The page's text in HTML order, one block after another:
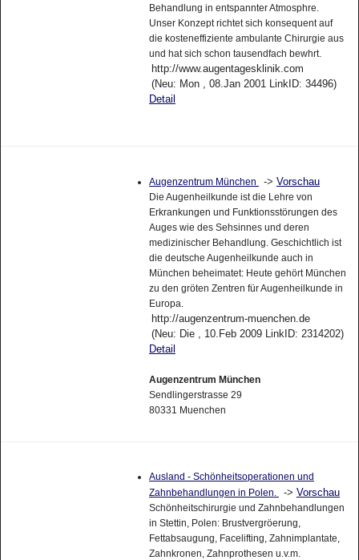
Behandlung in entspannter Atmosphre.
Unser Konzept richtet sich konsequent auf
die kosteneffiziente ambulante Chirurgie aus
und hat sich schon tausendfach bewhrt.
http://www.augentagesklinik.com
(Neu: Mon , 08.Jan 2001 LinkID: 34496)
Detail
Augenzentrum München -> Vorschau
Die Augenheilkunde ist die Lehre von
Erkrankungen und Funktionsstörungen des
Auges wie des Sehsinnes und deren
medizinischer Behandlung. Geschichtlich ist
die deutsche Augenheilkunde auch in
München beheimatet: Heute gehört München
zu den gröten Zentren für Augenheilkunde in
Europa.
http://augenzentrum-muenchen.de
(Neu: Die , 10.Feb 2009 LinkID: 2314202)
Detail
Augenzentrum München
Sendlingerstrasse 29
80331 Muenchen
Ausland - Schönheitsoperationen und
Zahnbehandlungen in Polen.
-> Vorschau
Schönheitschirurgie und Zahnbehandlungen
in Stettin, Polen: Brustvergröerung,
Fettabsaugung, Facelifting, Zahnimplantate,
Zahnkronen, Zahnprothesen u.v.m.